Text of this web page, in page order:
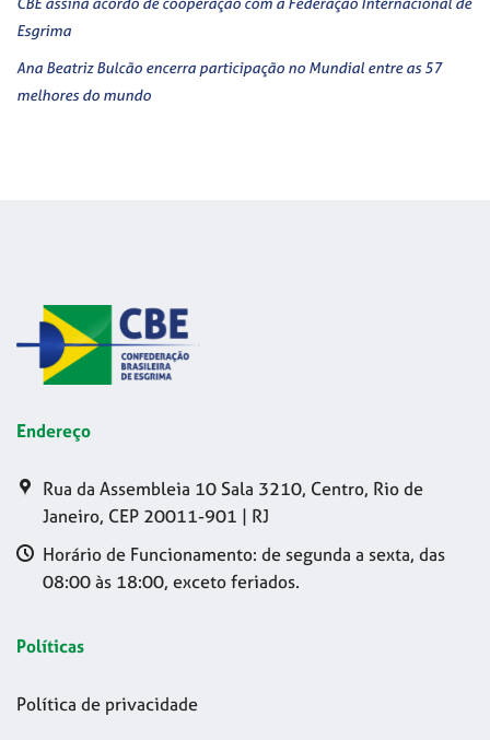
Esgrima
Ana Beatriz Bulcão encerra participação no Mundial entre as 57
melhores do mundo
Endereço
Rua da Assembleia 10 Sala 3210, Centro, Rio de
Janeiro, CEP 20011-901 | RJ
Horário de Funcionamento: de segunda a sexta, das
08:00 às 18:00, exceto feriados.
Políticas
Política de privacidade